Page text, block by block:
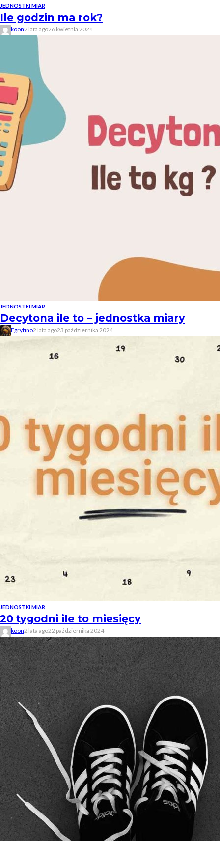
JEDNOSTKI MIAR
Ile godzin ma rok?
koon2 lata ago26 kwietnia 2024
JEDNOSTKI MIAR
Decytona ile to – jednostka miary
Egryfino2 lata ago23 października 2024
JEDNOSTKI MIAR
20 tygodni ile to miesięcy
koon2 lata ago22 października 2024